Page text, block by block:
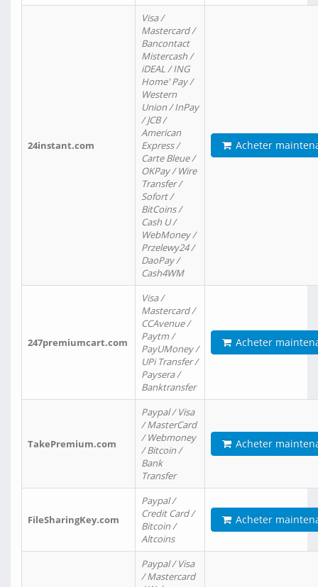
24instant.com
Visa /
Mastercard /
Bancontact
Mistercash /
iDEAL / ING
Home' Pay /
Western
Union / InPay
/ JCB /
American
Express /
Carte Bleue /
OKPay / Wire
Transfer /
Sofort /
BitCoins /
Cash U /
WebMoney /
Przelewy24 /
DaoPay /
Cash4WM
Acheter
247premiumcart.com
Visa /
Mastercard /
CCAvenue /
Paytm /
PayUMoney /
UPi Transfer /
Paysera /
Banktransfer
Acheter
TakePremium.com
Paypal / Visa
/ MasterCard
/ Webmoney
/ Bitcoin /
Bank
Transfer
Acheter
FileSharingKey.com
Paypal /
Credit Card /
Bitcoin /
Altcoins
Acheter
Paypal / Visa
/ Mastercard